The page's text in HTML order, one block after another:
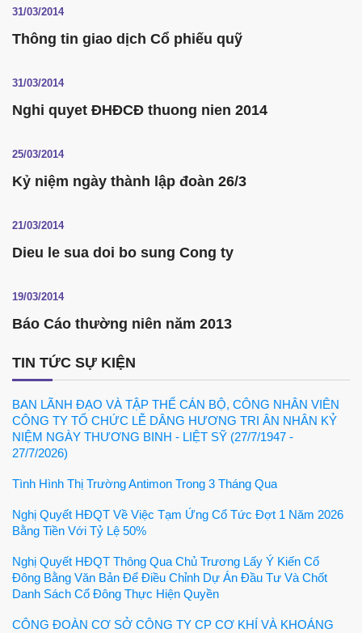
31/03/2014
Thông tin giao dịch Cổ phiếu quỹ
31/03/2014
Nghi quyet ĐHĐCĐ thuong nien 2014
25/03/2014
Kỷ niệm ngày thành lập đoàn 26/3
21/03/2014
Dieu le sua doi bo sung Cong ty
19/03/2014
Báo Cáo thường niên năm 2013
TIN TỨC SỰ KIỆN
BAN LÃNH ĐẠO VÀ TẬP THỂ CÁN BỘ, CÔNG NHÂN VIÊN
CÔNG TY TỔ CHỨC LỄ DÂNG HƯƠNG TRI ÂN NHÂN KỶ
NIỆM NGÀY THƯƠNG BINH - LIỆT SỸ (27/7/1947 -
27/7/2026)
Tình Hình Thị Trường Antimon Trong 3 Tháng Qua
Nghị Quyết HĐQT Về Việc Tạm Ứng Cổ Tức Đợt 1 Năm 2026
Bằng Tiền Với Tỷ Lệ 50%
Nghị Quyết HĐQT Thông Qua Chủ Trương Lấy Ý Kiến Cổ
Đông Bằng Văn Bản Để Điều Chỉnh Dự Án Đầu Tư Và Chốt
Danh Sách Cổ Đông Thực Hiện Quyền
CÔNG ĐOÀN CƠ SỞ CÔNG TY CP CƠ KHÍ VÀ KHOÁNG